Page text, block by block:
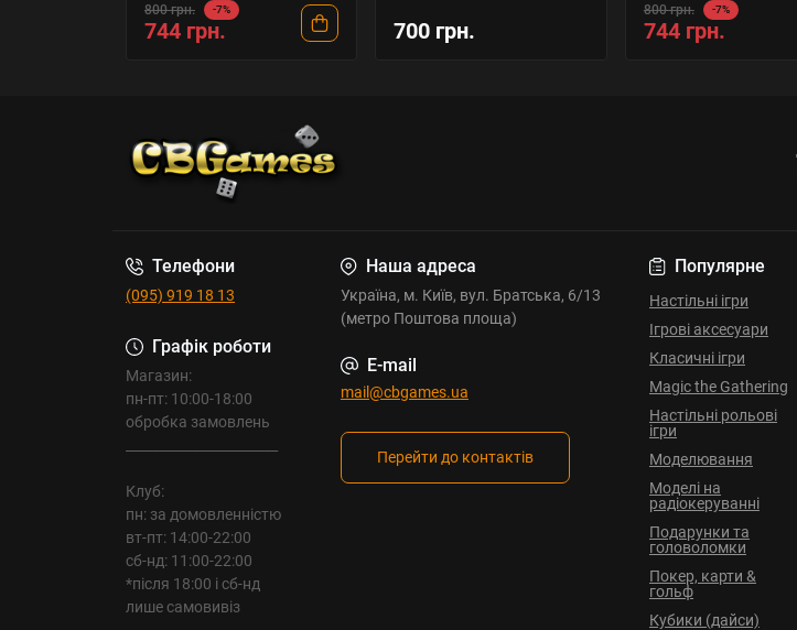
800 грн. -7%
744 грн. 700 грн.
800 грн. -7%
744 грн.
Телефони
(095) 919 18 13
Графік роботи
Магазин:
пн-пт: 10:00-18:00
обробка замовлень
Клуб:
пн: за домовленністю
вт-пт: 14:00-22:00
сб-нд: 11:00-22:00
*після 18:00 і сб-нд
лише самовивіз
Наша адреса
Україна, м. Київ, вул. Братська, 6/13
(метро Поштова площа)
E-mail
mail@cbgames.ua
Перейти до контактів
Популярне
Настільні ігри
Ігрові аксесуари
Класичні ігри
Magic the Gathering
Настільні рольові
ігри
Моделювання
Моделі на
радіокеруванні
Подарунки та
головоломки
Покер, карти &
гольф
Кубики (дайси)